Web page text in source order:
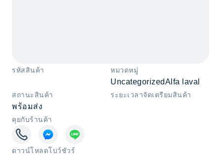
รหัสสินค้า หมวดหมู่
UncategorizedAlfa laval
สถานะสินค้า
พร้อมส่ง
ระยะเวลาจัดเตรียมสินค้า
คุยกับร้านค้า
ดาวน์โหลดโบว์ชัวร์